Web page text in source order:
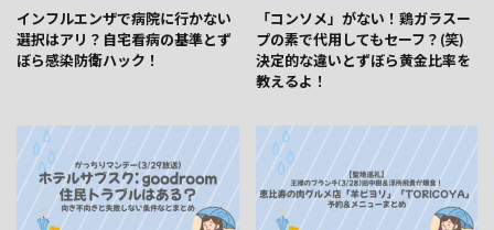
インフルエンザで病院に行かない
選択はアリ？自宅看病の基準とず
ぼら感染防衛ハック！
「コンソメ」がない！鶏ガラスー
プの素で代用してもセーフ？(笑)
決定的な違いとずぼら黄金比率を
教えるよ！